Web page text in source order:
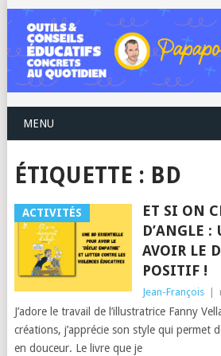
MENU
ÉTIQUETTE : BD
ACTIVITÉS
ET SI ON
D’ANGLE :
AVOIR LE
POSITIF !
Jean-François
J’adore le travail de l’illustratrice Fanny
créations, j’apprécie son style qui permet
en douceur. Le livre que je